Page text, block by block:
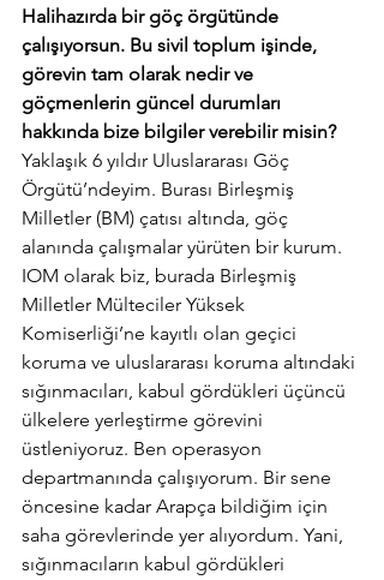
Halihazırda bir göç örgütünde
çalışıyorsun. Bu sivil toplum işinde,
görevin tam olarak nedir ve
göçmenlerin güncel durumları
hakkında bize bilgiler verebilir misin?
Yaklaşık 6 yıldır Uluslararası Göç
Örgütü’ndeyim. Burası Birleşmiş
Milletler (BM) çatısı altında, göç
alanında çalışmalar yürüten bir kurum.
IOM olarak biz, burada Birleşmiş
Milletler Mülteciler Yüksek
Komiserliği’ne kayıtlı olan geçici
koruma ve uluslararası koruma altındaki
sığınmacıları, kabul gördükleri üçüncü
ülkelere yerleştirme görevini
üstleniyoruz. Ben operasyon
departmanında çalışıyorum. Bir sene
öncesine kadar Arapça bildiğim için
saha görevlerinde yer alıyordum. Yani,
sığınmacıların kabul gördükleri